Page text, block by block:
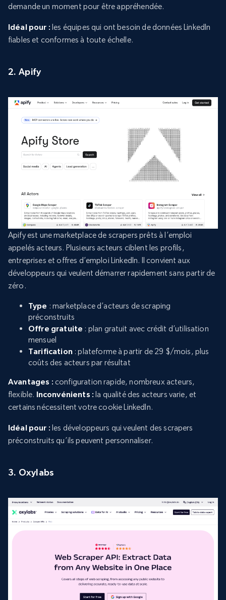
demande un moment pour être appréhendée.
Idéal pour : les équipes qui ont besoin de données LinkedIn
fiables et conformes à toute échelle.
2. Apify
Apify est une marketplace de scrapers prêts à l’emploi
appelés acteurs. Plusieurs acteurs ciblent les profils,
entreprises et offres d’emploi LinkedIn. Il convient aux
développeurs qui veulent démarrer rapidement sans partir de
zéro.
Type : marketplace d’acteurs de scraping
préconstruits
Offre gratuite : plan gratuit avec crédit d’utilisation
mensuel
Tarification: plateforme à partir de 29 $/mois, plus
coûts des acteurs par résultat
Avantages : configuration rapide, nombreux acteurs,
flexible. Inconvénients : la qualité des acteurs varie, et
certains nécessitent votre cookie LinkedIn.
Idéal pour : les développeurs qui veulent des scrapers
préconstruits qu’ils peuvent personnaliser.
3. Oxylabs